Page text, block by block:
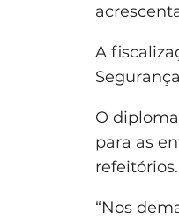
A
O
para as
refeitórios.
“Nos